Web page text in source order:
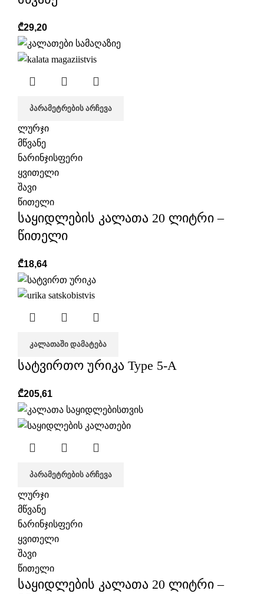
₾29,20
ᲞᲐᲠᲐᲛᲔᲢᲠᲔᲑᲘᲡ ᲐᲠᲩᲔᲕᲐ
ლურჯი
მწვანე
ნარინჯისფერი
ყვითელი
შავი
წითელი
საყიდლების კალათა 20 ლიტრი –
წითელი
₾18,64
ᲙᲐᲚᲐᲗᲐᲨᲘ ᲓᲐᲛᲐᲢᲔᲑᲐ
სატვირთო ურიკა Type 5-A
₾205,61
ᲞᲐᲠᲐᲛᲔᲢᲠᲔᲑᲘᲡ ᲐᲠᲩᲔᲕᲐ
ლურჯი
მწვანე
ნარინჯისფერი
ყვითელი
შავი
წითელი
საყიდლების კალათა 20 ლიტრი –